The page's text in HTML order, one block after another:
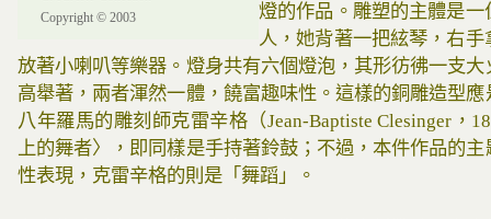
Copyright © 2003
燈的作品。雕塑的主體是
人，她背著一把絃琴，右
放著小喇叭等樂器。燈身共有六個燈泡，其形彷彿一支
高舉著，兩者渾然一體，饒富趣味性。這樣的銅雕造型
八年羅馬的雕刻師克雷辛格（Jean-Baptiste Clesinger，
上的舞者〉，即同樣是手持著鈴鼓；不過，本件作品的
性表現，克雷辛格的則是「舞蹈」。